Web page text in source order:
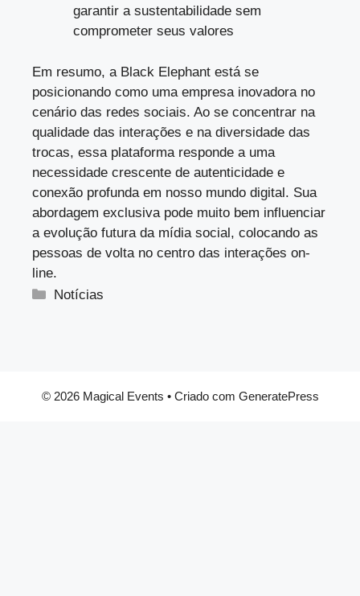
garantir a sustentabilidade sem
comprometer seus valores
Em resumo, a Black Elephant está se
posicionando como uma empresa inovadora no
cenário das redes sociais. Ao se concentrar na
qualidade das interações e na diversidade das
trocas, essa plataforma responde a uma
necessidade crescente de autenticidade e
conexão profunda em nosso mundo digital. Sua
abordagem exclusiva pode muito bem influenciar
a evolução futura da mídia social, colocando as
pessoas de volta no centro das interações on-
line.
Categorias
Notícias
© 2026 Magical Events • Criado com GeneratePress